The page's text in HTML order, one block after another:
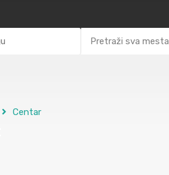
Pretraži sva mesta
Centar